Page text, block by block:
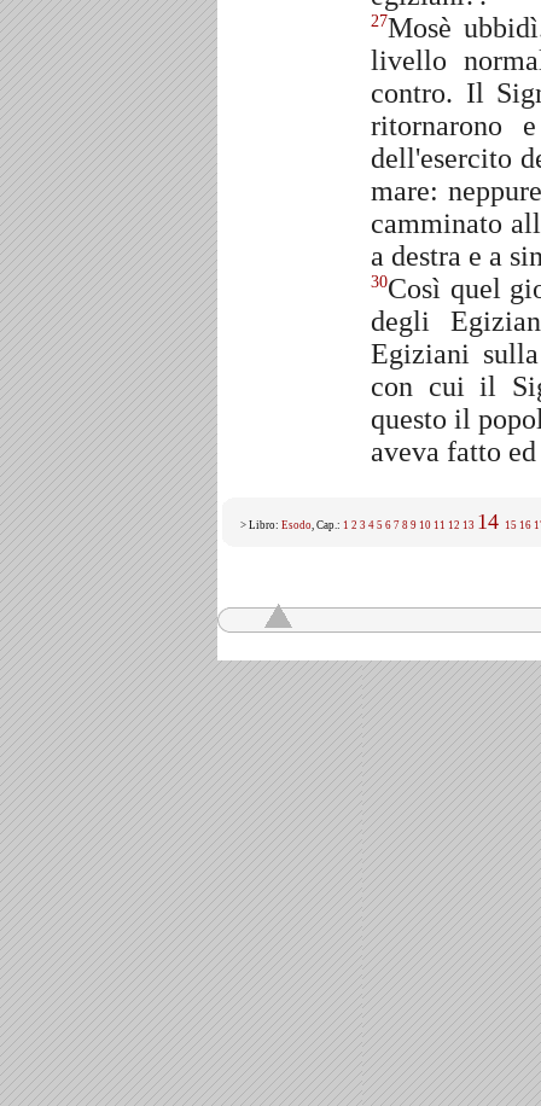
27Mosè
livello
contro. Il
ritornarono
dell'esercito
mare:
camminato
a destra e a
30Così quel
degli
Egiziani
con cui il
questo il
aveva fatto
> Libro: Esodo, Cap.: 1 2 3 4 5 6 7 8 9 10 11 12 13 14 15 16